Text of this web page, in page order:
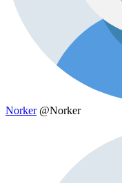
Norker @Norker